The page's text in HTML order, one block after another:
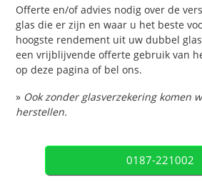
Offerte en/of advies nodig over de
glas die er zijn en waar u het beste
hoogste rendement uit uw dubbel
een vrijblijvende offerte gebruik van
op deze pagina of bel ons.
» Ook zonder glasverzekering komen
herstellen.
0187-221002